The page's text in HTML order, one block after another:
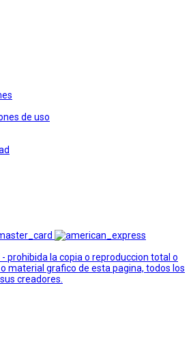
de uso
prohibida la copia o reproduccion total o
material grafico de esta pagina, todos los
creadores.